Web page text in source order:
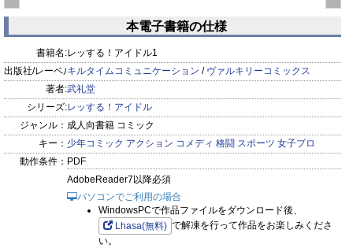
第5話ハリウッドからの刺客
特別描きおろし PPV デス・バニーVS東洋子
prev next
本電子書籍の仕様
書籍名:レッする！アイドル1
出版社/レーベル:キルタイムコミュニケーション / ヴァルキリーコミックス
著者:武礼堂
シリーズ:レッする！アイドル
ジャンル： 成人向書籍 コミック
キー： 少年コミック アクション コメディ 格闘 スポーツ 女子プロ
動作条件： PDF
AdobeReader7以降必須
パソコンでご利用の場合
WindowsPCで作品ファイルをダウンロード後、
Lhasa(無料) で解凍を行って作品をお楽しみくださ
い。